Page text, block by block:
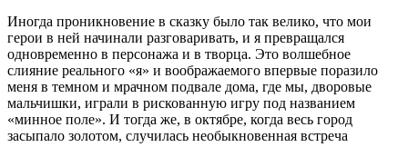
Иногда проникновение в сказку было так велико, что мои
герои в ней начинали разговаривать, и я превращался
одновременно в персонажа и в творца. Это волшебное
слияние реального «я» и воображаемого впервые поразило
меня в темном и мрачном подвале дома, где мы, дворовые
мальчишки, играли в рискованную игру под названием
«минное поле». И тогда же, в октябре, когда весь город
засыпало золотом, случилась необыкновенная встреча